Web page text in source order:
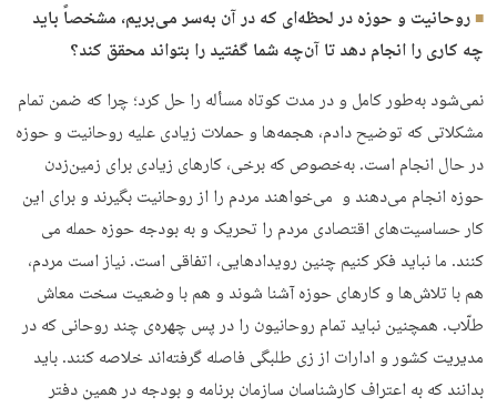
روحانیت و حوزه در لحظه­‌ای که در آن به‌سر می‌­بریم، مشخصاً باید
چه کاری را انجام دهد تا آن‌چه شما گفتید را بتواند محقق کند؟
نمی‌­شود به‌طور کامل و در مدت کوتاه مسأله را حل کرد؛ چرا که ضمن تمام
مشکلاتی که توضیح دادم، هجمه­‌ها و حملات زیادی علیه روحانیت و حوزه
در حال انجام است. به‌خصوص که برخی، کارهای زیادی برای زمین‌زدن
حوزه انجام می‌­دهند و می‌­خواهند مردم را از روحانیت بگیرند و برای این
کار حساسیت­‌های اقتصادی مردم را تحریک و به بودجه حوزه حمله می­‌
کنند. ما نباید فکر کنیم چنین رویدادهایی، اتفاقی است. نیاز است مردم،
هم با تلاش­‌ها و کارهای حوزه آشنا شوند و هم با وضعیت سخت معاش
طلّاب. همچنین نباید تمام روحانیون را در پس چهره‌ی چند روحانی که در
مدیریت کشور و ادارات از زی طلبگی فاصله گرفته‌اند خلاصه‌ کنند. باید
بدانند که به اعتراف کارشناسان سازمان برنامه و بودجه در همین دفتر